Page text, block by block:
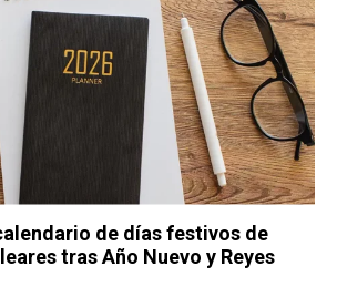
de días festivos de
tras Año Nuevo y Reyes